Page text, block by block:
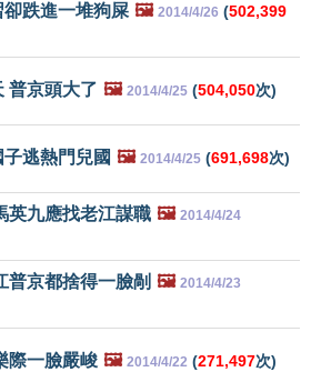
跌進一堆狗屎 🖼️ 2014/4/26 (502,399
普京頭大了 🖼️ 2014/4/25 (504,050次)
逃熱門兒國 🖼️ 2014/4/25 (691,698次)
英九應找老江謀職 🖼️ 2014/4/24
普京都捨得一臉剮 🖼️ 2014/4/23
際一臉嚴峻 🖼️ 2014/4/22 (271,497次)